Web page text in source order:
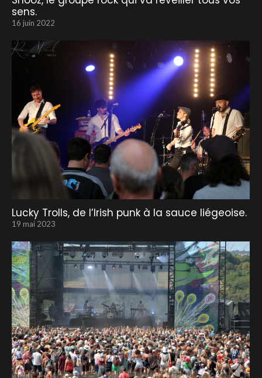
sens.
16 juin 2022
Lucky Trolls, de l’Irish punk à la sauce liégeoise.
19 mai 2023